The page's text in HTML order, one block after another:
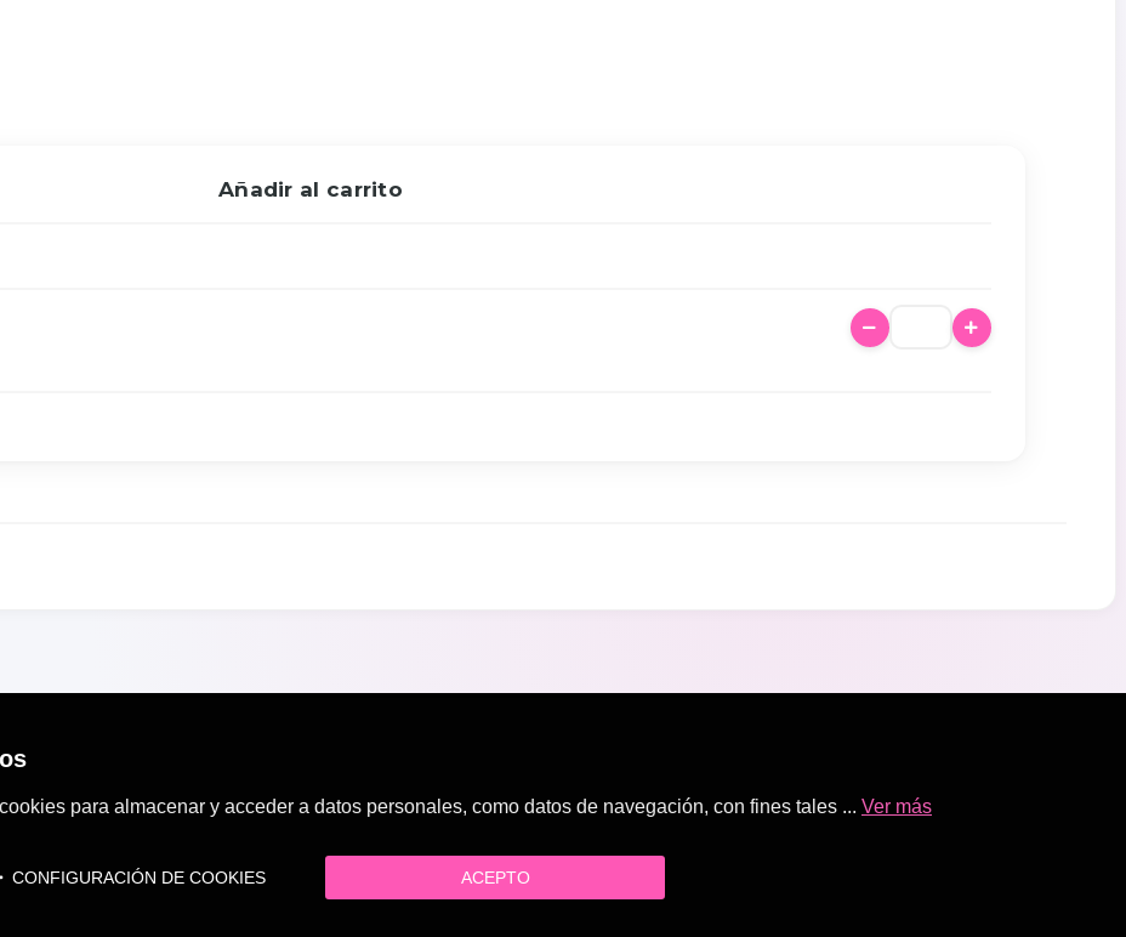
Añadir al carrito
para almacenar y acceder a datos personales, como datos de navegación, con fines tales ... Ver más
CONFIGURACIÓN DE COOKIES ACEPTO